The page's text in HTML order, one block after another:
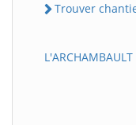
Trouver
L'ARCHAMBAULT